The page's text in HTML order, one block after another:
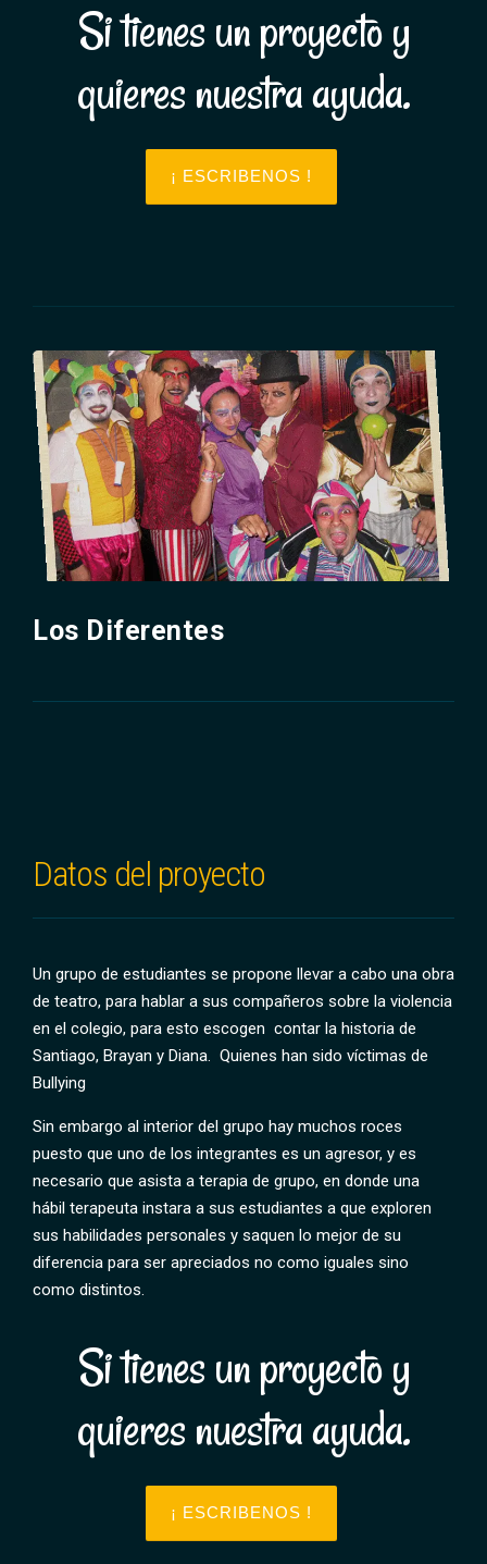
Si tienes un proyecto y
quieres nuestra ayuda.
¡ ESCRIBENOS !
Los Diferentes
Datos del proyecto
Un grupo de estudiantes se propone llevar a cabo una obra
de teatro, para hablar a sus compañeros sobre la violencia
en el colegio, para esto escogen contar la historia de
Santiago, Brayan y Diana. Quienes han sido víctimas de
Bullying
Sin embargo al interior del grupo hay muchos roces
puesto que uno de los integrantes es un agresor, y es
necesario que asista a terapia de grupo, en donde una
hábil terapeuta instara a sus estudiantes a que exploren
sus habilidades personales y saquen lo mejor de su
diferencia para ser apreciados no como iguales sino
como distintos.
Si tienes un proyecto y
quieres nuestra ayuda.
¡ ESCRIBENOS !